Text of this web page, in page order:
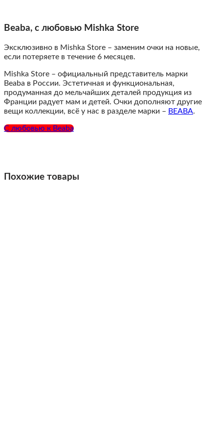
Beaba, с любовью Mishka Store
Эксклюзивно в Mishka Store – заменим очки на новые,
если потеряете в течение 6 месяцев.
Mishka Store – официальный представитель марки
Beaba в России. Эстетичная и функциональная,
продуманная до мельчайших деталей продукция из
Франции радует мам и детей. Очки дополняют другие
вещи коллекции, всё у нас в разделе марки – BEABA.
С любовью к Beaba
Похожие товары